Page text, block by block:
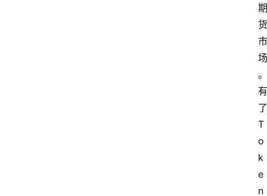
期
货
市
场
。
有
了
T
o
k
e
n